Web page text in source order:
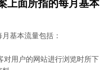
上面所指的每月基本
基本流量包括：
对用户的网站进行浏览时所下